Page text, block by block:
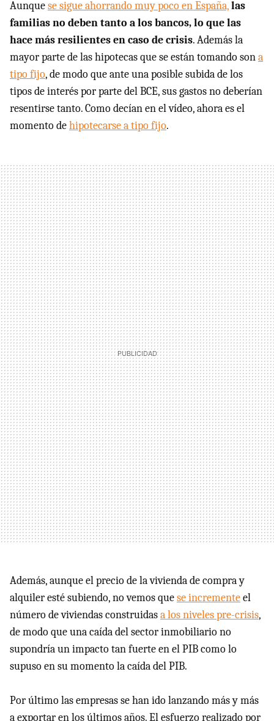
Aunquese sigue ahorrando muy poco en España,las
familias no deben tanto a los bancos, lo que las
hace más resilientes en caso de crisis. Además la
mayor parte de las hipotecas que se están tomando sona
tipo fijo, de modo que ante una posible subida de los
tipos de interés por parte del BCE, sus gastos no deberían
resentirse tanto. Como decían en el vídeo, ahora es el
momento dehipotecarse a tipo fijo.
Además, aunque el precio de la vivienda de compra y
alquiler esté subiendo, no vemos quese incrementeel
número de viviendas construidasa los niveles pre-crisis,
de modo que una caída del sector inmobiliario no
supondría un impacto tan fuerte en el PIB como lo
supuso en su momento la caída del PIB.
Por último las empresas se han ido lanzando más y más
a exportar en los últimos años. El esfuerzo realizado por